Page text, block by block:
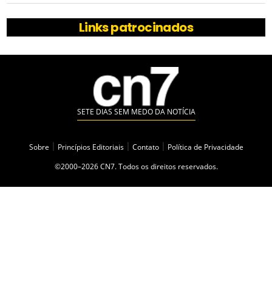
Links patrocinados
SETE DIAS SEM MEDO DA NOTÍCIA
Sobre Princípios Editoriais Contato
Política de Privacidade
©2000–2026 CN7. Todos os direitos reservados.